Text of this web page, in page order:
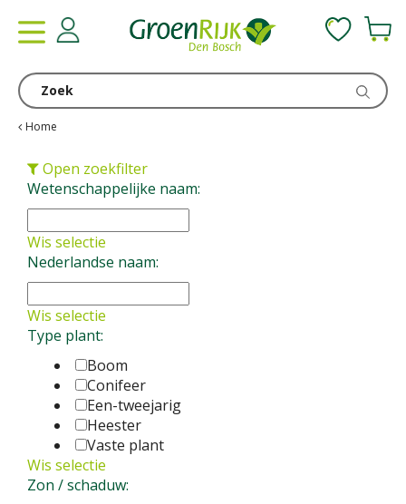
Home
Open zoekfilter
Wetenschappelijke naam:
Wis selectie
Nederlandse naam:
Wis selectie
Type plant:
Boom
Conifeer
Een-tweejarig
Heester
Vaste plant
Wis selectie
Zon / schaduw: